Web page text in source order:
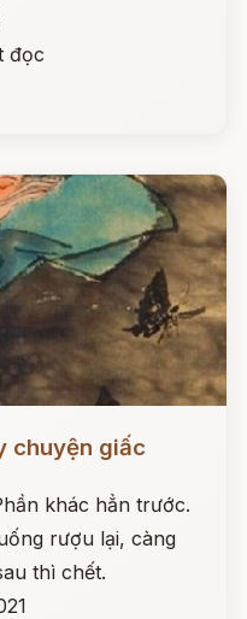
đọc
chuyện giấc
khác hẳn trước.
rượu lại, càng
thì chết.